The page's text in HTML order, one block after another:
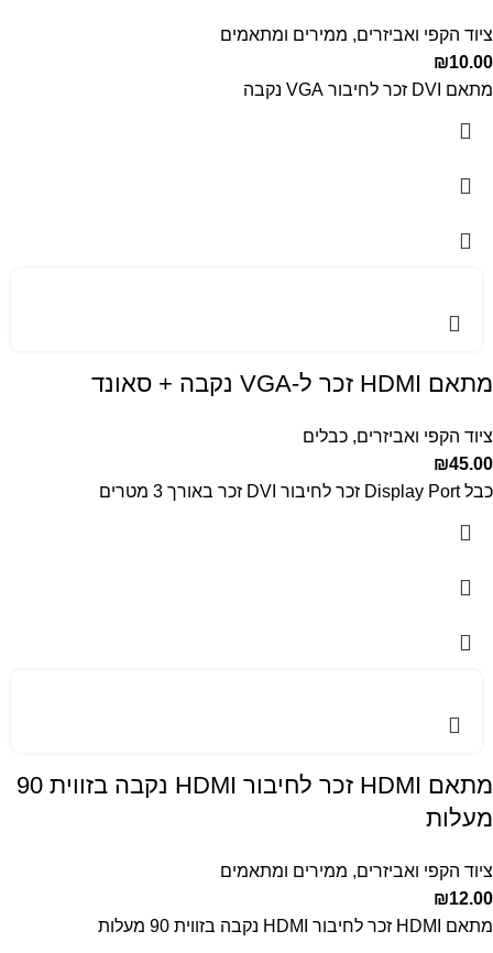
ציוד הקפי ואביזרים, ממירים ומתאמים
₪10.00
מתאם DVI זכר לחיבור VGA נקבה
מתאם HDMI זכר ל-VGA נקבה + סאונד
ציוד הקפי ואביזרים, כבלים
₪45.00
כבל Display Port זכר לחיבור DVI זכר באורך 3 מטרים
מתאם HDMI זכר לחיבור HDMI נקבה בזווית 90
מעלות
ציוד הקפי ואביזרים, ממירים ומתאמים
₪12.00
מתאם HDMI זכר לחיבור HDMI נקבה בזווית 90 מעלות